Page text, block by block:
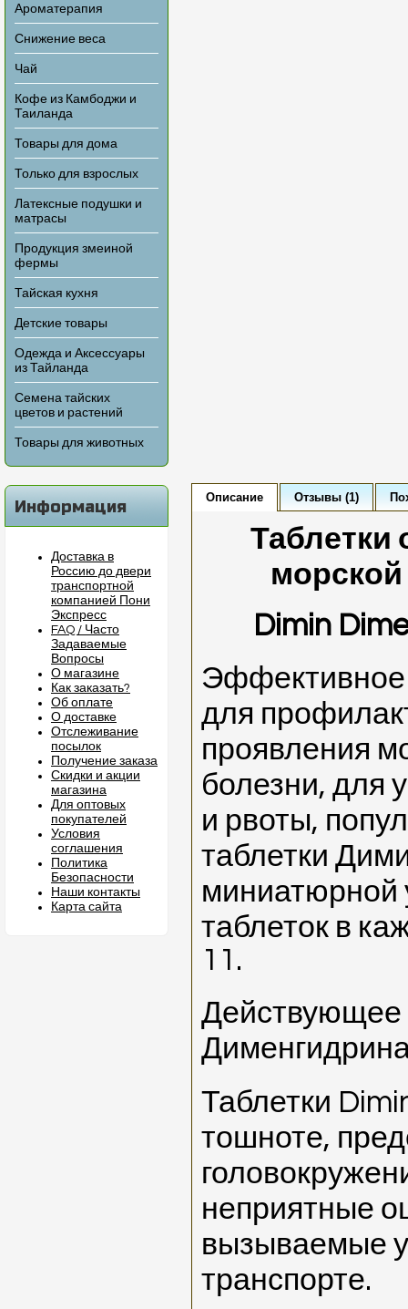
Ароматерапия
Снижение веса
Чай
Кофе из Камбоджи и
Таиланда
Товары для дома
Только для взрослых
Латексные подушки и
матрасы
Продукция змеиной
фермы
Тайская кухня
Детские товары
Одежда и Аксессуары
из Тайланда
Семена тайских
цветов и растений
Товары для животных
Информация
Доставка в
Россию до двери
транспортной
компанией Пони
Экспресс
FAQ / Часто
Задаваемые
Вопросы
О магазине
Как заказать?
Об оплате
О доставке
Отслеживание
посылок
Получение заказа
Скидки и акции
магазина
Для оптовых
покупателей
Условия
соглашения
Политика
Безопасности
Наши контакты
Карта сайта
Описание Отзывы (1)
Таблетки
морской
Dimin
Эффективное
для
проявления
болезни, для
и рвоты,
таблетки
миниатюрной
таблеток в
11.
Действующее
Таблетки
тошноте,
неприятные
вызываемые
транспорте.